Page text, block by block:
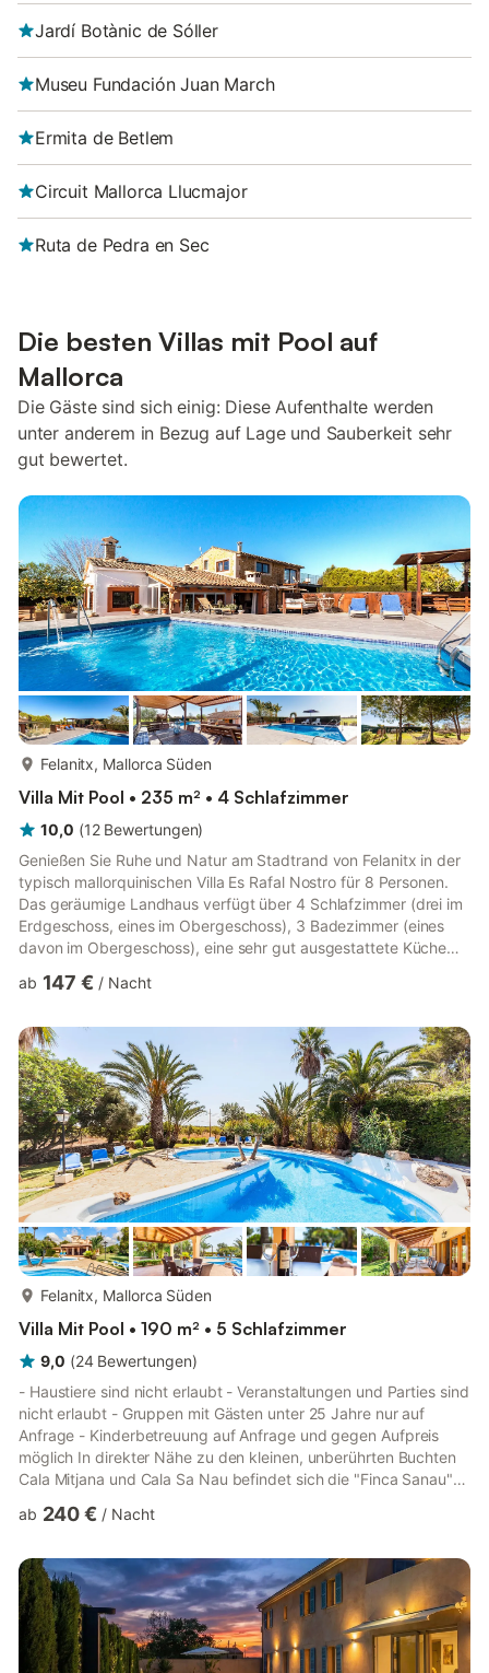
Jardí Botànic de Sóller
Museu Fundación Juan March
Ermita de Betlem
Circuit Mallorca Llucmajor
Ruta de Pedra en Sec
Die besten Villas mit Pool auf
Mallorca
Die Gäste sind sich einig: Diese Aufenthalte werden
unter anderem in Bezug auf Lage und Sauberkeit sehr
gut bewertet.
Felanitx, Mallorca Süden
Villa Mit Pool • 235 m² • 4 Schlafzimmer
10,0 (12 Bewertungen)
Genießen Sie Ruhe und Natur am Stadtrand von Felanitx in der
typisch mallorquinischen Villa Es Rafal Nostro für 8 Personen.
Das geräumige Landhaus verfügt über 4 Schlafzimmer (drei im
Erdgeschoss, eines im Obergeschoss), 3 Badezimmer (eines
davon im Obergeschoss), eine sehr gut ausgestattete Küche
ideal für entspannte Ferien zu jeder Jahreszeit. WLAN,
zur Verfügung. Die überdachte Terrasse ist von einem
mediterranen Garten umgeben. Auf dem Grundstück erwarten
Sie ein 4x8 m...
ab 147 € / Nacht
Felanitx, Mallorca Süden
Villa Mit Pool • 190 m² • 5 Schlafzimmer
9,0 (24 Bewertungen)
- Haustiere sind nicht erlaubt - Veranstaltungen und Parties sind
nicht erlaubt - Gruppen mit Gästen unter 25 Jahre nur auf
Anfrage - Kinderbetreuung auf Anfrage und gegen Aufpreis
möglich In direkter Nähe zu den kleinen, unberührten Buchten
Cala Mitjana und Cala Sa Nau befindet sich die "Finca Sanau"
Ferienhaus begeistert mit einer außergewöhnlichen Architektur:
einige der Räumlichkeiten befinden. Die Finca besteht aus
einem stilvoll eingerichteten Wohnraum mit Holzbalken, eine...
ab 240 € / Nacht